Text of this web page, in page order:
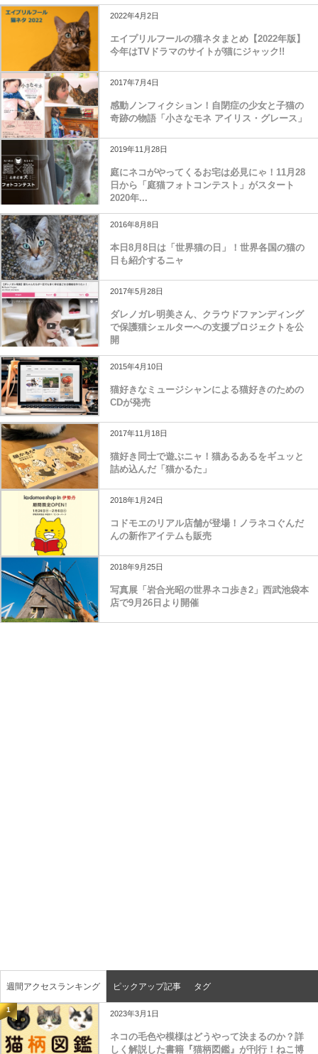
2022年4月2日
エイプリルフールの猫ネタまとめ【2022年版】
今年はTVドラマのサイトが猫にジャック!!
2017年7月4日
感動ノンフィクション！自閉症の少女と子猫の
奇跡の物語「小さなモネ アイリス・グレース」
2019年11月28日
庭にネコがやってくるお宅は必見にゃ！11月28
日から「庭猫フォトコンテスト」がスタート
2020年...
2016年8月8日
本日8月8日は「世界猫の日」！世界各国の猫の
日も紹介するニャ
2017年5月28日
ダレノガレ明美さん、クラウドファンディング
で保護猫シェルターへの支援プロジェクトを公
開
2015年4月10日
猫好きなミュージシャンによる猫好きのための
CDが発売
2017年11月18日
猫好き同士で遊ぶニャ！猫あるあるをギュッと
詰め込んだ「猫かるた」
2018年1月24日
コドモエのリアル店舗が登場！ノラネコぐんだ
んの新作アイテムも販売
2018年9月25日
写真展「岩合光昭の世界ネコ歩き2」西武池袋本
店で9月26日より開催
週間アクセスランキング ピックアップ記事 タグ
1 2023年3月1日
ネコの毛色や模様はどうやって決まるのか？詳
しく解説した書籍『猫柄図鑑』が刊行！ねこ博